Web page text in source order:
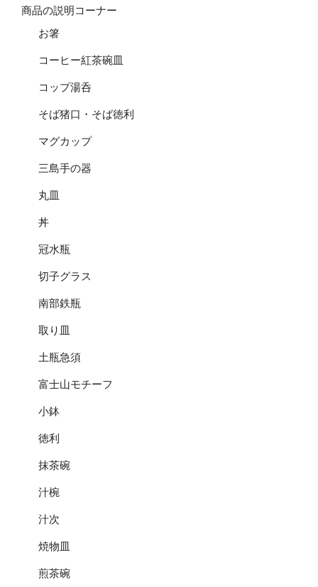
商品の説明コーナー
お箸
コーヒー紅茶碗皿
コップ湯呑
そば猪口・そば徳利
マグカップ
三島手の器
丸皿
丼
冠水瓶
切子グラス
南部鉄瓶
取り皿
土瓶急須
富士山モチーフ
小鉢
徳利
抹茶碗
汁椀
汁次
焼物皿
煎茶碗